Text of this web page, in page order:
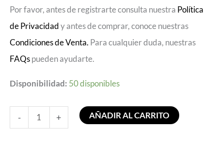
Por favor, antes de registrarte consulta nuestra Política
de Privacidady antes de comprar, conoce nuestras
Condiciones de Venta. Para cualquier duda, nuestras
FAQspueden ayudarte.
Disponibilidad: 50 disponibles
- + AÑADIR AL CARRITO